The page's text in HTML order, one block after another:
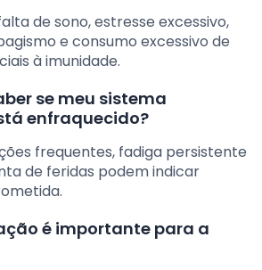
de sono, estresse excessivo,
e consumo excessivo de
à imunidade.
se meu sistema
enfraquecido?
frequentes, fadiga persistente
de feridas podem indicar
é importante para a